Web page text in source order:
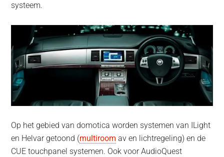
systeem.
Op het gebied van domotica worden systemen van ILight
en Helvar getoond (multiroom av en lichtregeling) en de
CUE touchpanel systemen. Ook voor AudioQuest